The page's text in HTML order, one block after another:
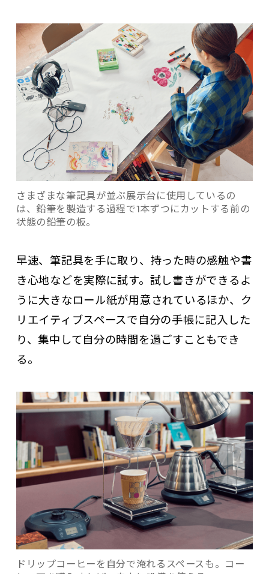
さまざまな筆記具が並ぶ展示台に使用しているの
は、鉛筆を製造する過程で1本ずつにカットする前の
状態の鉛筆の板。
早速、筆記具を手に取り、持った時の感触や書
き心地などを実際に試す。試し書きができるよ
うに大きなロール紙が用意されているほか、ク
リエイティブスペースで自分の手帳に記入した
り、集中して自分の時間を過ごすこともでき
る。
ドリップコーヒーを自分で淹れるスペースも。コー